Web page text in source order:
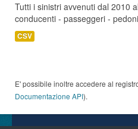
Tutti i sinistri avvenuti dal 2010
conducenti - passeggeri -
CSV
E' possibile inoltre accedere al
Documentazione API).